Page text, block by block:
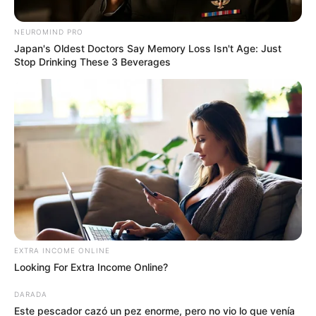
Denuncias Antioquia
Desmanes en el Estadio Atanasio Girardot
Por:Diego Alejandro Escobar Calle
Agosto 13, 2025
NEUROMIND PRO
Japan's Oldest Doctors Say Memory Loss Isn't Age: Just
Stop Drinking These 3 Beverages
EXTRA INCOME ONLINE
Looking For Extra Income Online?
DARADA
Este pescador cazó un pez enorme, pero no vio lo que venía